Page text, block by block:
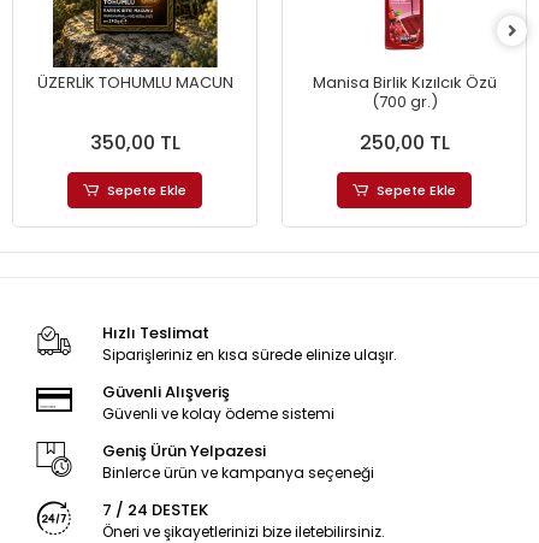
ÜZERLİK TOHUMLU MACUN
350,00 TL
Sepete Ekle
Manisa Birlik Kızılcık Özü
(700 gr.)
250,00 TL
Sepete Ekle
Hızlı Teslimat
Siparişleriniz en kısa sürede elinize ulaşır.
Güvenli Alışveriş
Güvenli ve kolay ödeme sistemi
Geniş Ürün Yelpazesi
Binlerce ürün ve kampanya seçeneği
7 / 24 DESTEK
Öneri ve şikayetlerinizi bize iletebilirsiniz.